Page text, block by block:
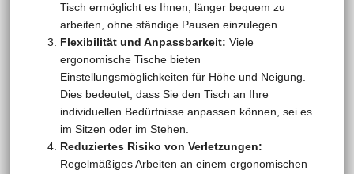
Tisch ermöglicht es Ihnen, länger bequem zu
arbeiten, ohne ständige Pausen einzulegen.
Flexibilität und Anpassbarkeit: Viele
ergonomische Tische bieten
Einstellungsmöglichkeiten für Höhe und Neigung.
Dies bedeutet, dass Sie den Tisch an Ihre
individuellen Bedürfnisse anpassen können, sei es
im Sitzen oder im Stehen.
Reduziertes Risiko von Verletzungen:
Regelmäßiges Arbeiten an einem ergonomischen